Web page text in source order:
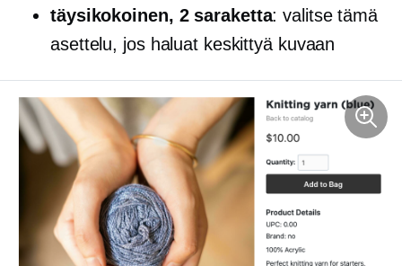
täysikokoinen, 2 saraketta: valitse tämä
asettelu, jos haluat keskittyä kuvaan